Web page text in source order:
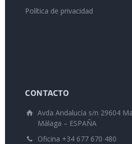
Política de privacidad
CONTACTO
Avda Andalucía s/n 29604
Málaga – ESPAÑA
Oficina +34 677 670 480